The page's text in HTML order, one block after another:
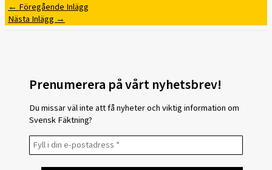
← Föregående Inlägg
Nästa Inlägg →
Prenumerera på vårt nyhetsbrev!
Du missar väl inte att få nyheter och viktig information om
Svensk Fäktning?